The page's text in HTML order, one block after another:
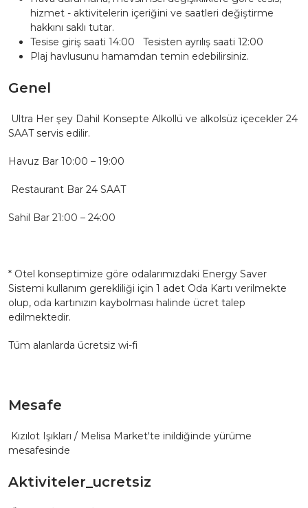
hizmet - aktivitelerin içeriğini ve saatleri değiştirme
hakkını saklı tutar.
Tesise giriş saati 14:00 Tesisten ayrılış saati 12:00
Plaj havlusunu hamamdan temin edebilirsiniz.
Genel
Ultra Her şey Dahil Konsepte Alkollü ve alkolsüz içecekler 24
SAAT servis edilir.
Havuz Bar 10:00 – 19:00
Restaurant Bar 24 SAAT
Sahil Bar 21:00 – 24:00
* Otel konseptimize göre odalarımızdaki Energy Saver
Sistemi kullanım gerekliliği için 1 adet Oda Kartı verilmekte
olup, oda kartınızın kaybolması halinde ücret talep
edilmektedir.
Tüm alanlarda ücretsiz wi-fi
Mesafe
Kızılot Işıkları / Melisa Market'te inildiğinde yürüme
mesafesinde
Aktiviteler_ucretsiz